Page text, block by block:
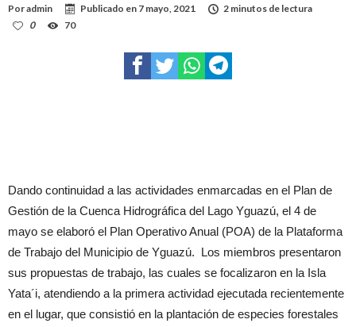
Poradmin Publicado en 7 mayo, 2021
2 minutos de lectura
0
70
Dando continuidad a las actividades enmarcadas en el Plan de
Gestión de la Cuenca Hidrográfica del Lago Yguazú, el 4 de
mayo se elaboró el Plan Operativo Anual (POA) de la Plataforma
de Trabajo del Municipio de Yguazú. Los miembros presentaron
sus propuestas de trabajo, las cuales se focalizaron en la Isla
Yata´i, atendiendo a la primera actividad ejecutada recientemente
en el lugar, que consistió en la plantación de especies forestales